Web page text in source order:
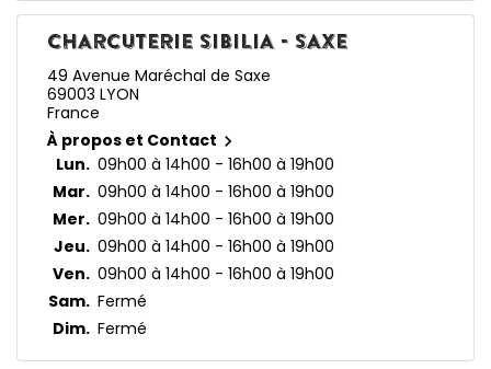
CHARCUTERIE SIBILIA - SAXE
49 Avenue Maréchal de Saxe
69003 LYON
France
À propos et Contact 
Lun. 09h00 à 14h00 - 16h00 à 19h00
Mar. 09h00 à 14h00 - 16h00 à 19h00
Mer. 09h00 à 14h00 - 16h00 à 19h00
Jeu. 09h00 à 14h00 - 16h00 à 19h00
Ven. 09h00 à 14h00 - 16h00 à 19h00
Sam. Fermé
Dim. Fermé